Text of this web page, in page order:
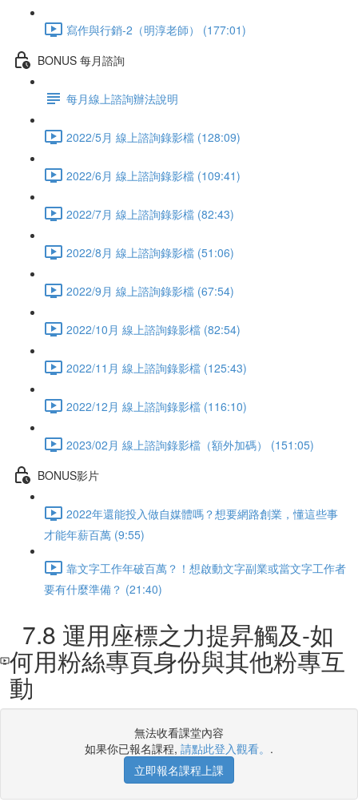
寫作與行銷-2（明淳老師） (177:01)
BONUS 每月諮詢
每月線上諮詢辦法說明
2022/5月 線上諮詢錄影檔 (128:09)
2022/6月 線上諮詢錄影檔 (109:41)
2022/7月 線上諮詢錄影檔 (82:43)
2022/8月 線上諮詢錄影檔 (51:06)
2022/9月 線上諮詢錄影檔 (67:54)
2022/10月 線上諮詢錄影檔 (82:54)
2022/11月 線上諮詢錄影檔 (125:43)
2022/12月 線上諮詢錄影檔 (116:10)
2023/02月 線上諮詢錄影檔（額外加碼） (151:05)
BONUS影片
2022年還能投入做自媒體嗎？想要網路創業，懂這些事
才能年薪百萬 (9:55)
靠文字工作年破百萬？！想啟動文字副業或當文字工作者
要有什麼準備？ (21:40)
7.8 運用座標之力提昇觸及-如
何用粉絲專頁身份與其他粉專互
動
無法收看課堂內容
如果你已報名課程, 請點此登入觀看。 .
立即報名課程上課